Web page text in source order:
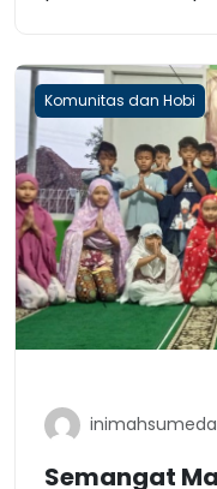
Komunitas dan Hobi
Semangat